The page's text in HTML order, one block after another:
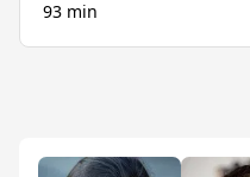
93 min